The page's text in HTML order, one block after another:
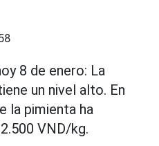
8 de enero: La
un nivel alto. En
la pimienta ha
VND/kg.